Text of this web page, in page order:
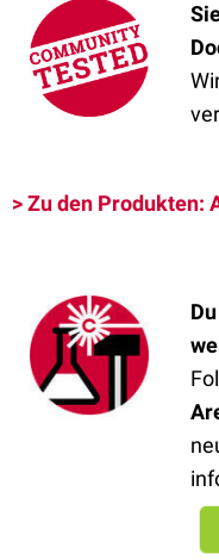
> Zu den Produkten: